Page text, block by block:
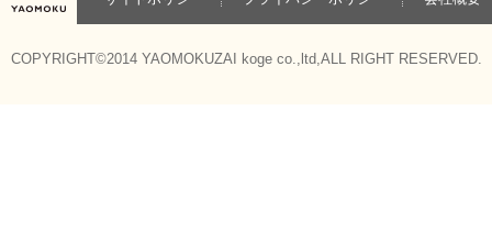
COPYRIGHT©2014 YAOMOKUZAI koge co.,ltd,ALL RIGHT RESERVED.